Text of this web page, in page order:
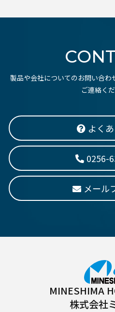
製品や会社についてのお問い合わ
ご連絡くだ
よく
0256-
メール
MINESHIMA
株式会社